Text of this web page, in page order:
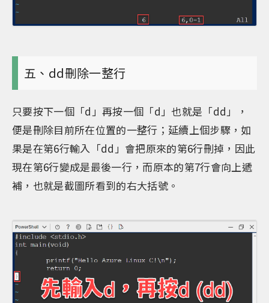
五、dd刪除一整行
只要按下一個「d」再按一個「d」也就是「dd」，
便是刪除目前所在位置的一整行；延續上個步驟，如
果是在第6行輸入「dd」會把原來的第6行刪掉，因此
現在第6行變成是最後一行，而原本的第7行會向上遞
補，也就是截圖所看到的右大括號。